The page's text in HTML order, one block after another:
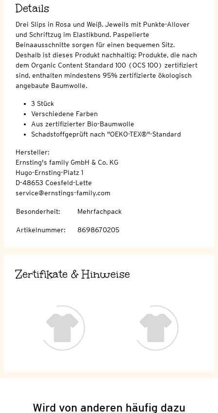
Details
Drei Slips in Rosa und Weiß. Jeweils mit Punkte-Allover
und Schriftzug im Elastikbund. Paspelierte
Beinaausschnitte sorgen für einen bequemen Sitz.
Deshalb ist dieses Produkt nachhaltig: Produkte, die nach
dem Organic Content Standard 100 (OCS 100) zertifiziert
sind, enthalten mindestens 95% zertifizierte ökologisch
angebaute Baumwolle.
3 Stück
Verschiedene Farben
Aus zertifizierter Bio-Baumwolle
Schadstoffgeprüft nach "OEKO-TEX®"-Standard
Hersteller:
Ernsting's family GmbH & Co. KG
Hugo-Ernsting-Platz 1
D-48653 Coesfeld-Lette
service@ernstings-family.com
Besonderheit: Mehrfachpack
Artikelnummer: 8698670205
Zertifikate & Hinweise
Wird von anderen häufig dazu